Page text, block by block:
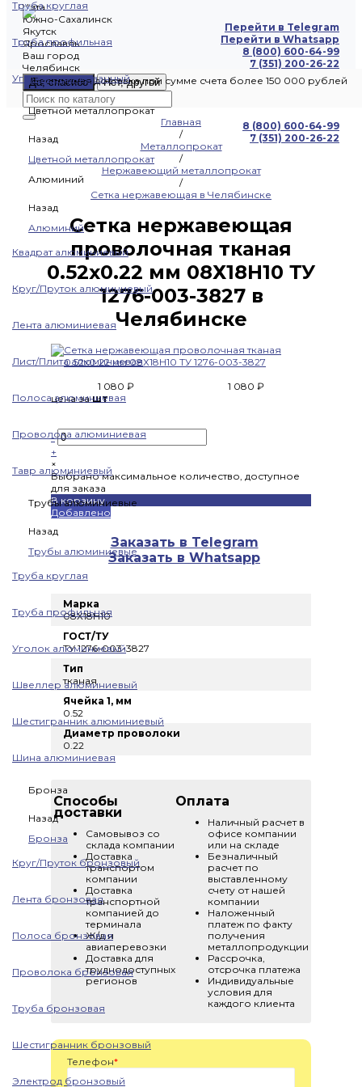
Чита
Южно-Сахалинск
Якутск
Ярославль
Ваш город
Челябинск
Да, спасибо
Нет, другой
8 (800) 600-64-99
7 (351) 200-26-22
Перейти в Telegram
Перейти в Whatsapp
8 (800) 600-64-99
7 (351) 200-26-22
Труба круглая
Труба профильная
Уголок оцинкованный
Цветной металлопрокат
Назад
Цветной металлопрокат
Алюминий
Назад
Алюминий
Квадрат алюминиевый
Круг/Пруток алюминиевый
Лента алюминиевая
Лист/Плита алюминиевая
Полоса алюминиевая
Проволока алюминиевая
Тавр алюминиевый
Трубы алюминиевые
Назад
Трубы алюминиевые
Труба круглая
Труба профильная
Уголок алюминиевый
Швеллер алюминиевый
Шестигранник алюминиевый
Шина алюминиевая
Бронза
Назад
Бронза
Круг/Пруток бронзовый
Лента бронзовая
Полоса бронзовая
Проволока бронзовая
Труба бронзовая
Шестигранник бронзовый
Электрод бронзовый
Бесплатная доставка при сумме счета более 150 000 рублей
Главная
/
Металлопрокат
/
Нержавеющий металлопрокат
/
Сетка нержавеющая в Челябинске
Сетка нержавеющая
проволочная тканая
0.52х0.22 мм 08Х18Н10 ТУ
1276-003-3827 в
Челябинске
1 080 ₽
1 080 ₽
цена зашт
-
+
×
Выбрано максимальное количество, доступное
для заказа
В корзину
Добавлено
Заказать в Telegram
Заказать в Whatsapp
Марка
08Х18Н10
ГОСТ/ТУ
ТУ 1276-003-3827
Тип
тканая
Ячейка 1, мм
0.52
Диаметр проволоки
0.22
Способы
доставки
Самовывоз со
склада компании
Доставка
транспортом
компании
Доставка
транспортной
компанией до
терминала
Ж/д и
авиаперевозки
Доставка для
труднодоступных
регионов
Оплата
Наличный расчет в
офисе компании
или на складе
Безналичный
расчет по
выставленному
счету от нашей
компании
Наложенный
платеж по факту
получения
металлопродукции
Рассрочка,
отсрочка платежа
Индивидуальные
условия для
каждого клиента
Телефон*